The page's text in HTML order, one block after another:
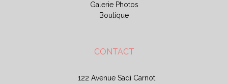
Galerie Photos
Boutique
CONTACT
122 Avenue Sadi Carnot